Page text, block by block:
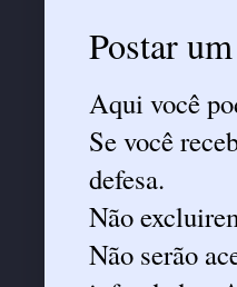
Postar
Aqui você
Se você
defesa.
Não
Não serão